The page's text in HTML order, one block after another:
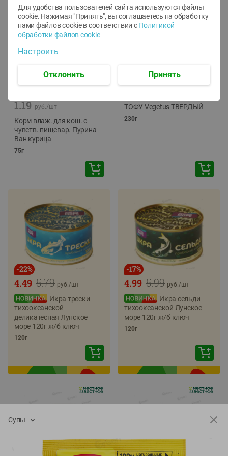
1.19 руб./шт
Корм влаж. для кош. с
чувств. пищевар. Пурина
Ван курица
75г
ТОФУ Vegetus ТВЕРДЫЙ
230г
-22%
5.79
4.49 руб./шт
Икра трески
тихоокеанской
деликатесная Лунское
море 120г ж/б ключ
120г
-17%
5.99
4.99 руб./шт
Икра сельди
тихоокеанской Лунское
море 120г ж/б ключ
120г
Супы
Для удобства пользователей сайта используются файлы
cookie. Нажимая "Принять", вы соглашаетесь на обработку
нами файлов cookie в соответствии с Политикой
обработки файлов cookie
Настроить
Отклонить Принять